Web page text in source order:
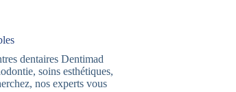
dentaires Dentimad
soins esthétiques,
nos experts vous